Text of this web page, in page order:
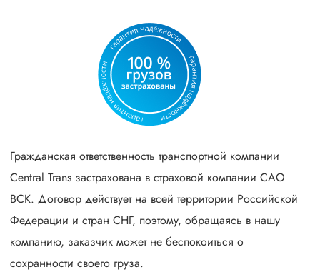
Гражданская ответственность транспортной компании
Central Trans застрахована в страховой компании САО
ВСК. Договор действует на всей территории Российской
Федерации и стран СНГ, поэтому, обращаясь в нашу
компанию, заказчик может не беспокоиться о
сохранности своего груза.